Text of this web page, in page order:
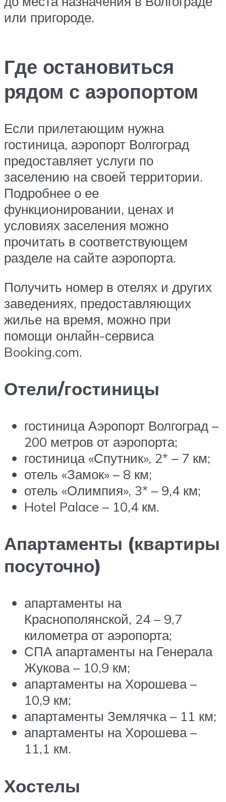
или пригороде.
Где остановиться
рядом с аэропортом
Если прилетающим нужна
гостиница, аэропорт Волгоград
предоставляет услуги по
заселению на своей территории.
Подробнее о ее
функционировании, ценах и
условиях заселения можно
прочитать в соответствующем
разделе на сайте аэропорта.
Получить номер в отелях и других
заведениях, предоставляющих
жилье на время, можно при
помощи онлайн-сервиса
Booking.com.
Отели/гостиницы
гостиница Аэропорт Волгоград –
200 метров от аэропорта;
гостиница «Спутник», 2* – 7 км;
отель «Замок» – 8 км;
отель «Олимпия», 3* – 9,4 км;
Hotel Palace – 10,4 км.
Апартаменты (квартиры
посуточно)
апартаменты на
Краснополянской, 24 – 9,7
километра от аэропорта;
СПА апартаменты на Генерала
Жукова – 10,9 км;
апартаменты на Хорошева –
10,9 км;
апартаменты Землячка – 11 км;
апартаменты на Хорошева –
11,1 км.
Хостелы